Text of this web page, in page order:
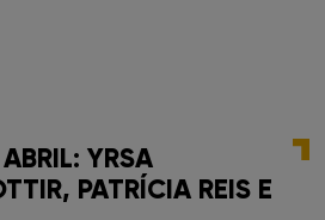
YRSA
PATRÍCIA REIS E